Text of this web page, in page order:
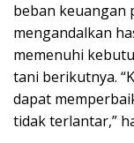
beban keuangan
mengandalkan
memenuhi
tani berikutnya.
dapat
tidak terlantar,”